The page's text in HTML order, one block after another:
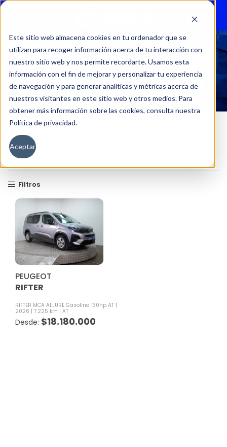
Este sitio web almacena cookies en tu ordenador que se
utilizan para recoger información acerca de tu interacción con
nuestro sitio web y nos permite recordarte. Usamos esta
información con el fin de mejorar y personalizar tu experiencia
de navegación y para generar analíticas y métricas acerca de
nuestros visitantes en este sitio web y otros medios. Para
obtener más información sobre las cookies, consulta nuestra
Política de privacidad.
Aceptar
RIFTER MCA ALLURE GASOLINA
130HP AT
Inicio
RIFTER MCA ALLURE Gasolina 130hp AT
Filtros
PEUGEOT
RIFTER
RIFTER MCA ALLURE Gasolina 130hp AT
2026
7.225 km AT
$18.180.000